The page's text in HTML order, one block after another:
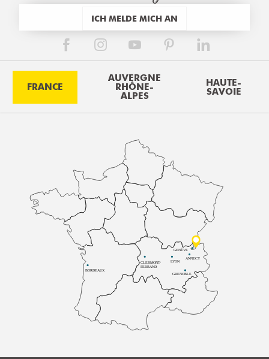
ICH MELDE MICH AN
FRANCE
AUVERGNE
RHÔNE-
ALPES
HAUTE-
SAVOIE
BORDEAUX
CLERMONT-
FERRAND
LYON
ANNECY
GRENOBLE
GENÈVE